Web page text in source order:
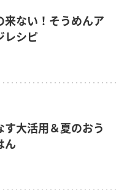
来ない！そうめんア
レシピ
す大活用＆夏のおう
ん